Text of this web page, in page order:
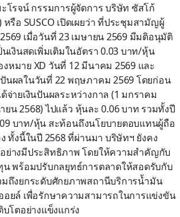
โรจน์ กรรมการผู้จัดการ บริษัท ซัสโก้
รือ SUSCO เปิดเผยว่า ที่ประชุมสามัญผู้
เมื่อวันที่ 23 เมษายน 2569 มีมติอนุมัติ
นเงินสดเพิ่มเติมในอัตรา 0.03 บาท/หุ้น
หมาย XD วันที่ 12 มีนาคม 2569 และ
นผลในวันที่ 22 พฤษภาคม 2569 โดยก่อน
จ่ายเงินปันผลระหว่างกาล (1 มกราคม
ยน 2568) ไปแล้ว หุ้นละ 0.06 บาท รวมทั้งปี
บาท/หุ้น สะท้อนถึงนโยบายตอบแทนผู้ถือ
ทั้งนี้ในปี 2568 ที่ผ่านมา บริษัทฯ ยังคง
ย่างมีประสิทธิภาพ โดยให้ความสำคัญกับ
น พร้อมปรับกลยุทธ์การตลาดให้สอดรับกับ
ถึงยกระดับศักยภาพสถานีบริการน้ำมัน
ยล์ เพื่อรักษาความสามารถในการแข่งขัน
บโตอย่างแข็งแกร่ง